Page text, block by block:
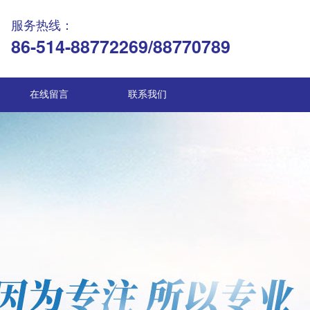
服务热线：
86-514-88772269/88770789
在线留言 联系我们